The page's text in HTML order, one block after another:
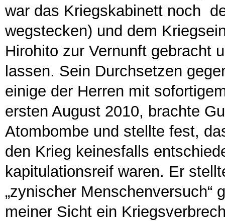
war das Kriegskabinett noch
wegstecken) und dem
Hirohito zur Vernunft gebracht
lassen. Sein Durchsetzen
einige der Herren mit
ersten August 2010, brachte
Atombombe und stellte fest,
den Krieg keinesfalls
kapitulationsreif waren. Er
„zynischer Menschenversuch“
meiner Sicht ein